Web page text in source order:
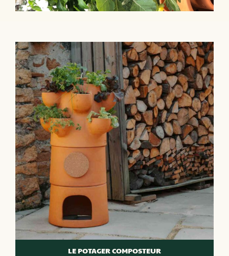
LE POTAGER COMPOSTEUR